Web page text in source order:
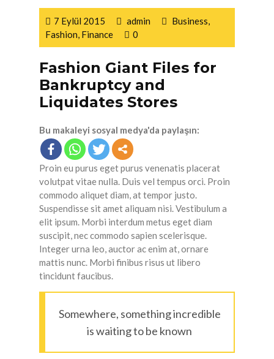
7 Eylül 2015 admin Business,
Fashion, Finance 0
Fashion Giant Files for
Bankruptcy and
Liquidates Stores
Bu makaleyi sosyal medya'da paylaşın:
Proin eu purus eget purus venenatis placerat
volutpat vitae nulla. Duis vel tempus orci. Proin
commodo aliquet diam, at tempor justo.
Suspendisse sit amet aliquam nisi. Vestibulum a
elit ipsum. Morbi interdum metus eget diam
suscipit, nec commodo sapien scelerisque.
Integer urna leo, auctor ac enim at, ornare
mattis nunc. Morbi finibus risus ut libero
tincidunt faucibus.
Somewhere, something incredible
is waiting to be known